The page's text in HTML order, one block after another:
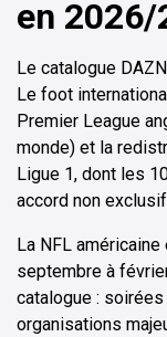
en 2026/
Le catalogue
Le foot
Premier League
monde) et la
Ligue 1, dont les
accord non
La NFL
septembre à
catalogue :
organisations